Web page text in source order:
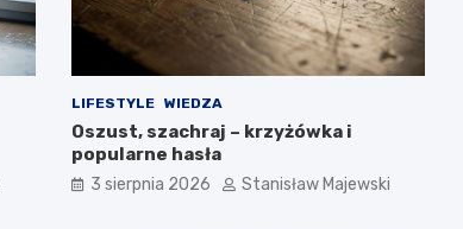
LIFESTYLE WIEDZA
Oszust, szachraj – krzyżówka i
popularne hasła
3 sierpnia 2026 Stanisław Majewski